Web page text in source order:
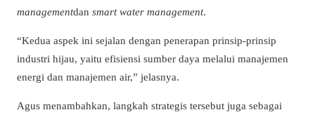
managementdan smart water management.
“Kedua aspek ini sejalan dengan penerapan prinsip-prinsip
industri hijau, yaitu efisiensi sumber daya melalui manajemen
energi dan manajemen air,” jelasnya.
Agus menambahkan, langkah strategis tersebut juga sebagai